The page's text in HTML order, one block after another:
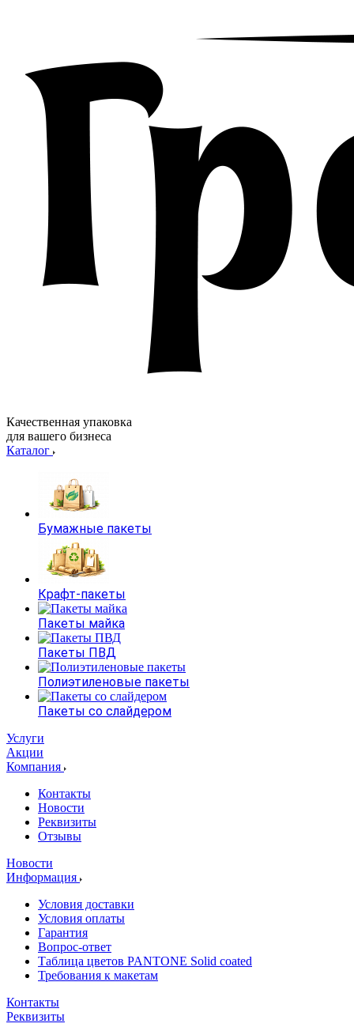
Качественная упаковка
для вашего бизнеса
Каталог
Бумажные пакеты
Крафт-пакеты
Пакеты майка
Пакеты ПВД
Полиэтиленовые пакеты
Пакеты со слайдером
Услуги
Акции
Компания
Контакты
Новости
Реквизиты
Отзывы
Новости
Информация
Условия доставки
Условия оплаты
Гарантия
Вопрос-ответ
Таблица цветов PANTONE Solid coated
Требования к макетам
Контакты
Реквизиты